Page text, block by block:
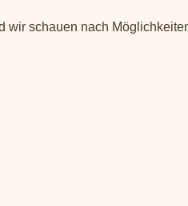
wir schauen nach